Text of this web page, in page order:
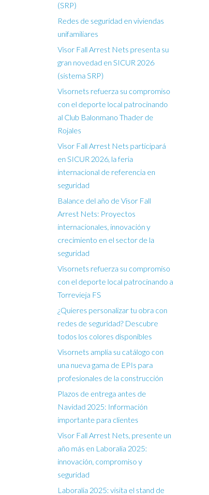
(SRP)
Redes de seguridad en viviendas
unifamiliares
Visor Fall Arrest Nets presenta su
gran novedad en SICUR 2026
(sistema SRP)
Visornets refuerza su compromiso
con el deporte local patrocinando
al Club Balonmano Thader de
Rojales
Visor Fall Arrest Nets participará
en SICUR 2026, la feria
internacional de referencia en
seguridad
Balance del año de Visor Fall
Arrest Nets: Proyectos
internacionales, innovación y
crecimiento en el sector de la
seguridad
Visornets refuerza su compromiso
con el deporte local patrocinando a
Torrevieja FS
¿Quieres personalizar tu obra con
redes de seguridad? Descubre
todos los colores disponibles
Visornets amplía su catálogo con
una nueva gama de EPIs para
profesionales de la construcción
Plazos de entrega antes de
Navidad 2025: Información
importante para clientes
Visor Fall Arrest Nets, presente un
año más en Laboralia 2025:
innovación, compromiso y
seguridad
Laboralia 2025: visita el stand de